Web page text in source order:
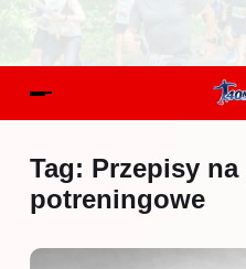
Tag: Przepisy na
potreningowe